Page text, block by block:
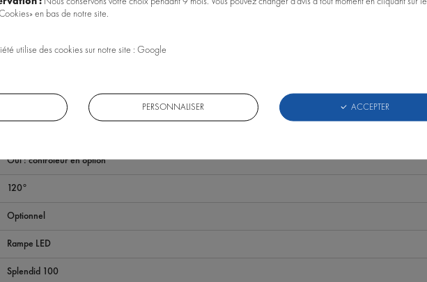
en bas de notre site.
utilise des cookies sur notre site : Google
PERSONNALISER ACCEPTER
Eau douce
Oui : contrôleur en option
120°
Optionnel
Rampe LED
Splendid 100